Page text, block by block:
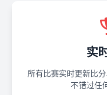
实
所有比赛实时更新比
不错过任